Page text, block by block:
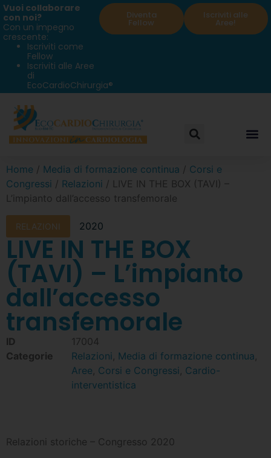
Vuoi collaborare
con noi?
Con un impegno
crescente:
Iscriviti come
Fellow
Iscriviti alle Aree
di
EcoCardioChirurgia®
Diventa
Fellow
Iscriviti alle
Aree!
Home / Media di formazione continua / Corsi e
Congressi / Relazioni / LIVE IN THE BOX (TAVI) –
L’impianto dall’accesso transfemorale
RELAZIONI 2020
LIVE IN THE BOX
(TAVI) – L’impianto
dall’accesso
transfemorale
ID
17004
Categorie
Relazioni, Media di formazione continua,
Aree, Corsi e Congressi, Cardio-
interventistica
Relazioni storiche – Congresso 2020